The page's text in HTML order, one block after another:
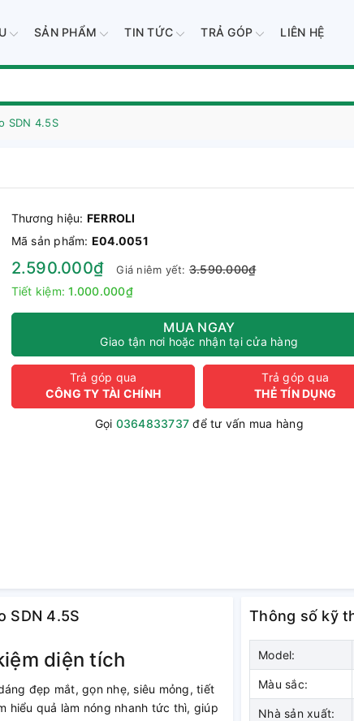
SẢN PHẨM TIN TỨC TRẢ GÓP LIÊN HỆ
SDN 4.5S
Thương hiệu: FERROLI
Mã sản phẩm: E04.0051
2.590.000₫ Giá niêm yết: 3.590.000₫
Tiết kiệm:1.000.000₫
MUA NGAY
Giao tận nơi hoặc nhận tại cửa hàng
Trả góp qua
CÔNG TY TÀI CHÍNH
Trả góp qua
THẺ TÍN DỤNG
Gọi 0364833737 để tư vấn mua hàng
SDN 4.5S
diện tích
đẹp mắt, gọn nhẹ, siêu mỏng, tiết
hiểu quả làm nóng nhanh tức thì, giúp
Thông số kỹ
Model:
Màu sắc:
Nhà sản xuất: